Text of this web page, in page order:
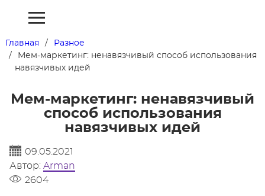
Главная
Разное
Мем-маркетинг: ненавязчивый способ использования
навязчивых идей
Мем-маркетинг: ненавязчивый
способ использования
навязчивых идей
09.05.2021
Автор: Arman
2604